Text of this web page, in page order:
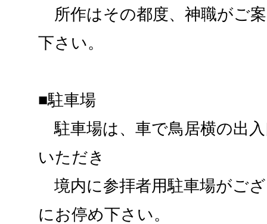
所作はその都度、神職がご
下さい。
■駐車場
駐車場は、車で鳥居横の出
いただき
境内に参拝者用駐車場がご
にお停め下さい。